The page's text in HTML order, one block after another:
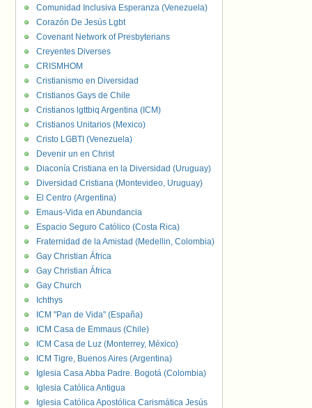
Comunidad Inclusiva Esperanza (Venezuela)
Corazón De Jesús Lgbt
Covenant Network of Presbyterians
Creyentes Diverses
CRISMHOM
Cristianismo en Diversidad
Cristianos Gays de Chile
Cristianos lgttbiq Argentina (ICM)
Cristianos Unitarios (Mexico)
Cristo LGBTI (Venezuela)
Devenir un en Christ
Diaconía Cristiana en la Diversidad (Uruguay)
Diversidad Cristiana (Montevideo, Uruguay)
El Centro (Argentina)
Emaus-Vida en Abundancia
Espacio Seguro Católico (Costa Rica)
Fraternidad de la Amistad (Medellin, Colombia)
Gay Christian África
Gay Christian África
Gay Church
Ichthys
ICM "Pan de Vida" (España)
ICM Casa de Emmaus (Chile)
ICM Casa de Luz (Monterrey, México)
ICM Tigre, Buenos Aires (Argentina)
Iglesia Casa Abba Padre. Bogotá (Colombia)
Iglesia Católica Antigua
Iglesia Católica Apostólica Carismática Jesús